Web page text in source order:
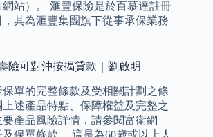
站）。 滙豐保險是於百慕達註冊
其為滙豐集團旗下從事承保業務
險可對沖按揭貸款｜劉啟明
保單的完整條款及受相關計劃之條
述產品特點、保障權益及完整之
產品風險詳情，請參閱富衛網
保單條款。 這是為60歲或以上人